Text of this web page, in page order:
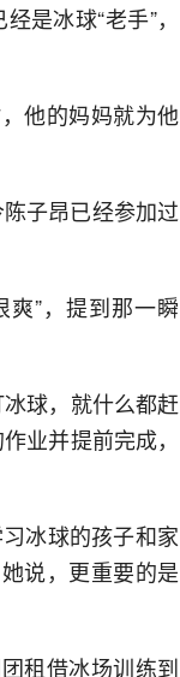
是冰球“老手”，
他的妈妈就为他
子昂已经参加过
”，提到那一瞬
球，就什么都赶
业并提前完成，
冰球的孩子和家
说，更重要的是
租借冰场训练到